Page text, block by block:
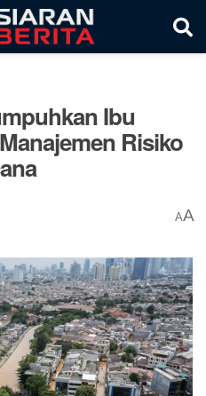
Ibu
Risiko
AA